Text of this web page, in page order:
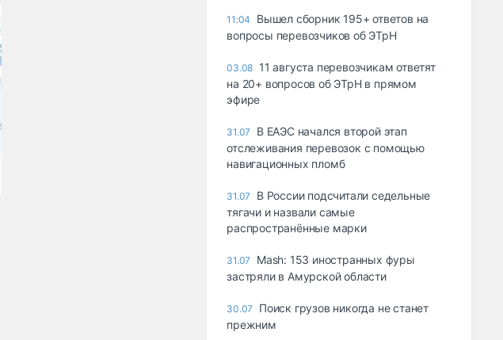
11:04
Вышел сборник 195+ ответов на
вопросы перевозчиков об ЭТрН
03.08 11 августа перевозчикам ответят
на 20+ вопросов об ЭТрН в прямом
эфире
31.07
В ЕАЭС начался второй этап
отслеживания перевозок с помощью
навигационных пломб
31.07
В России подсчитали седельные
тягачи и назвали самые
распространённые марки
31.07
Mash: 153 иностранных фуры
застряли в Амурской области
30.07
Поиск грузов никогда не станет
прежним